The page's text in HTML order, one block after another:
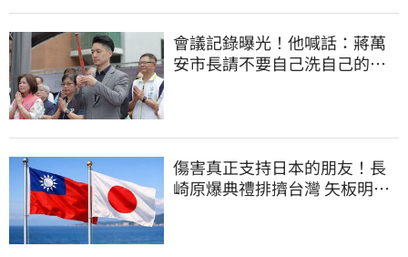
會議記錄曝光！他喊話：蔣萬
安市長請不要自己洗自己的記
傷害真正支持日本的朋友！長
崎原爆典禮排擠台灣 矢板明夫